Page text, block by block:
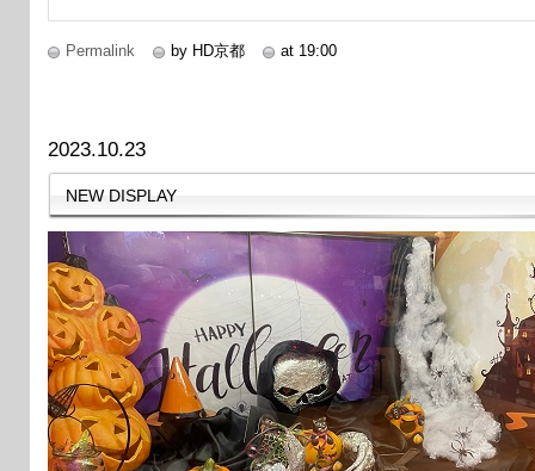
Permalink by HD京都 at 19:00
2023.10.23
NEW DISPLAY